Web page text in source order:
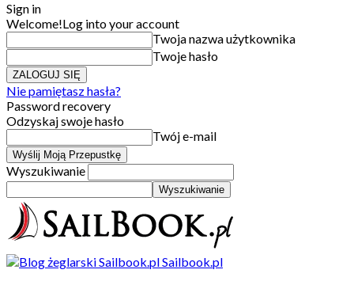
Sign in
Welcome!Log into your account
Twoja nazwa użytkownika
Twoje hasło
Nie pamiętasz hasła?
Password recovery
Odzyskaj swoje hasło
Twój e-mail
Wyszukiwanie
Sailbook.pl